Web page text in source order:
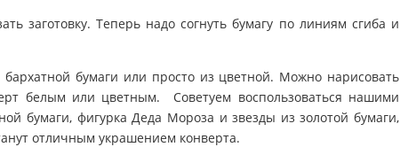
заготовку. Теперь надо согнуть бумагу по линиям сгиба и
бархатной бумаги или просто из цветной. Можно нарисовать
белым или цветным. Советуем воспользоваться нашими
бумаги, фигурка Деда Мороза и звезды из золотой бумаги,
отличным украшением конверта.